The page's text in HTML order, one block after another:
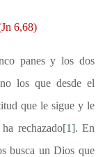
6,68)
panes y los dos
los que desde el
que le sigue y le
rechazado[1]. En
busca un Dios que